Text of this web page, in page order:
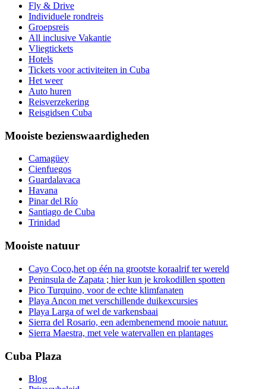
Fly & Drive
Individuele rondreis
Groepsreis
All inclusive Vakantie
Vliegtickets
Hotels
Tickets voor activiteiten in Cuba
Het weer
Auto huren
Reisverzekering
Reisgidsen Cuba
Mooiste bezienswaardigheden
Camagüey
Cienfuegos
Guardalavaca
Havana
Pinar del Río
Santiago de Cuba
Trinidad
Mooiste natuur
Cayo Coco,het op één na grootste koraalrif ter wereld
Peninsula de Zapata ; hier kun je krokodillen spotten
Pico Turquino, voor de echte klimfanaten
Playa Ancon met verschillende duikexcursies
Playa Larga of wel de varkensbaai
Sierra del Rosario, een adembenemend mooie natuur.
Sierra Maestra, met vele watervallen en plantages
Cuba Plaza
Blog